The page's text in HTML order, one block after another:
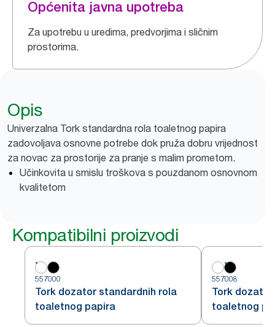
Općenita javna upotreba
Za upotrebu u uredima, predvorjima i sličnim
prostorima.
Opis
Univerzalna Tork standardna rola toaletnog papira
zadovoljava osnovne potrebe dok pruža dobru vrijednost
za novac za prostorije za pranje s malim prometom.
Učinkovita u smislu troškova s pouzdanom osnovnom
kvalitetom
Kompatibilni proizvodi
557000
Tork dozator standardnih rola
toaletnog papira
557008
Tork
toaletnog